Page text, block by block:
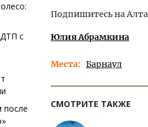
с
после
Подпишитесь на
Юлия Абрамкина
Места Барнаул
СМОТРИТЕ ТАКЖЕ